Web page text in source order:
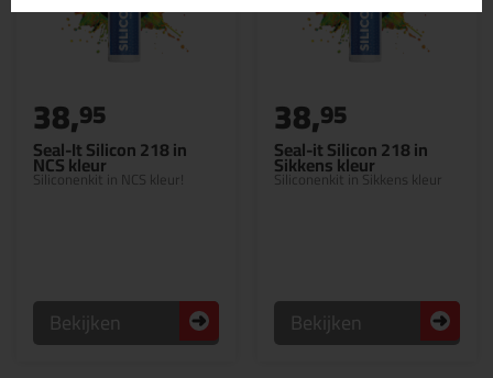
Seal-It Silicon 218 in
NCS kleur
Siliconenkit in NCS kleur!
38,95
Bekijken
Seal-it Silicon 218 in
Sikkens kleur
Siliconenkit in Sikkens kleur
38,95
Bekijken